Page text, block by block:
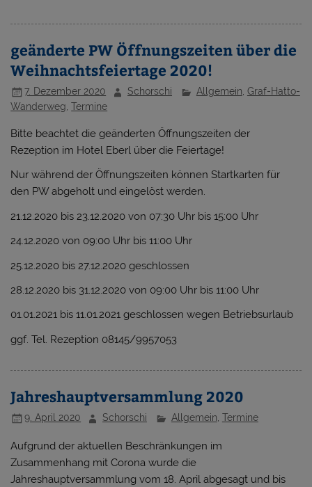
geänderte PW Öffnungszeiten über die
Weihnachtsfeiertage 2020!
7. Dezember 2020 Schorschi Allgemein Graf-Hatto-
Wanderweg ,Termine
Bitte beachtet die geänderten Öffnungszeiten der
Rezeption im Hotel Eberl über die Feiertage!
Nur während der Öffnungszeiten können Startkarten für
den PW abgeholt und eingelöst werden.
21.12.2020 bis 23.12.2020 von 07:30 Uhr bis 15:00 Uhr
24.12.2020 von 09:00 Uhr bis 11:00 Uhr
25.12.2020 bis 27.12.2020 geschlossen
28.12.2020 bis 31.12.2020 von 09:00 Uhr bis 11:00 Uhr
01.01.2021 bis 11.01.2021 geschlossen wegen Betriebsurlaub
ggf. Tel. Rezeption 08145/9957053
Jahreshauptversammlung 2020
9. April 2020 Schorschi Allgemein, Termine
Aufgrund der aktuellen Beschränkungen im
Zusammenhang mit Corona wurde die
Jahreshauptversammlung vom 18. April abgesagt und bis